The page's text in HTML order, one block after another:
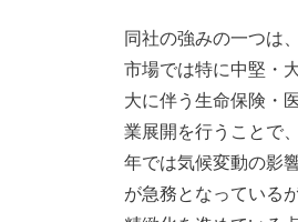
同社の強みの一つは
市場では特に中堅・
大に伴う生命保険・
業展開を行うことで
年では気候変動の影
が急務となっている